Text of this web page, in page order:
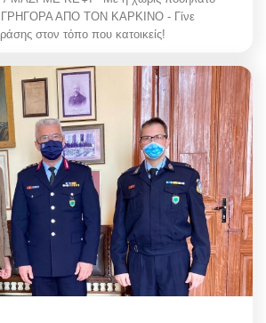
ΑΠΟ ΤΟΝ ΚΑΡΚΙΝΟ - Γίνε
στον τόπο που κατοικείς!